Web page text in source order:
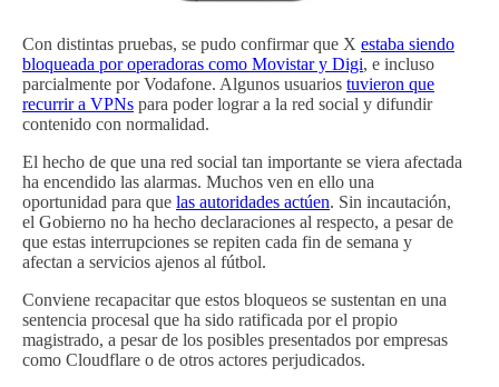
Con distintas pruebas, se pudo confirmar que X estaba siendo
bloqueada por operadoras como Movistar y Digi, e incluso
parcialmente por Vodafone. Algunos usuarios tuvieron que
recurrir a VPNs para poder lograr a la red social y difundir
contenido con normalidad.
El hecho de que una red social tan importante se viera afectada
ha encendido las alarmas. Muchos ven en ello una
oportunidad para que las autoridades actúen. Sin incautación,
el Gobierno no ha hecho declaraciones al respecto, a pesar de
que estas interrupciones se repiten cada fin de semana y
afectan a servicios ajenos al fútbol.
Conviene recapacitar que estos bloqueos se sustentan en una
sentencia procesal que ha sido ratificada por el propio
magistrado, a pesar de los posibles presentados por empresas
como Cloudflare o de otros actores perjudicados.